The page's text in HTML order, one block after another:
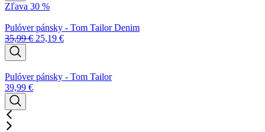
Zľava 30 %
Pulóver pánsky - Tom Tailor Denim
35,99€ 25,19 €
Pulóver pánsky - Tom Tailor
39,99 €